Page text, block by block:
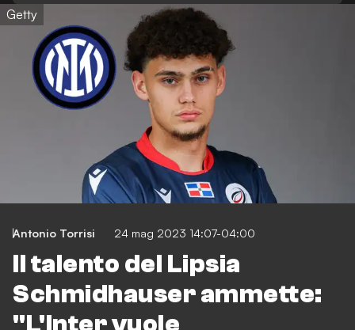
Getty
Antonio Torrisi 24 mag 2023 14:07-04:00
Il talento del Lipsia
Schmidhauser ammette: